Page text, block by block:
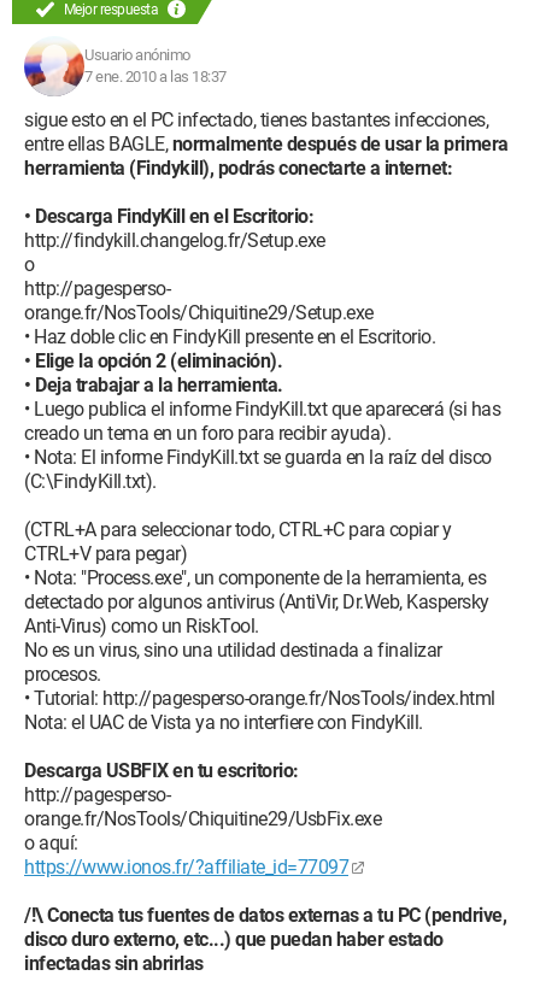
Mejor respuesta
Usuario anónimo
7 ene. 2010 a las 18:37
sigue esto en el PC infectado, tienes bastantes infecciones,
entre ellas BAGLE,normalmente después de usar la primera
herramienta (Findykill), podrás conectarte a internet:
• Descarga FindyKill en el Escritorio:
http://findykill.changelog.fr/Setup.exe
o
http://pagesperso-
orange.fr/NosTools/Chiquitine29/Setup.exe
• Haz doble clic en FindyKill presente en el Escritorio.
• Elige la opción 2 (eliminación).
• Deja trabajar a la herramienta.
• Luego publica el informe FindyKill.txt que aparecerá (si has
creado un tema en un foro para recibir ayuda).
• Nota: El informe FindyKill.txt se guarda en la raíz del disco
(C:\FindyKill.txt).
(CTRL+A para seleccionar todo, CTRL+C para copiar y
CTRL+V para pegar)
• Nota: "Process.exe", un componente de la herramienta, es
detectado por algunos antivirus (AntiVir, Dr.Web, Kaspersky
Anti-Virus) como un RiskTool.
No es un virus, sino una utilidad destinada a finalizar
procesos.
• Tutorial: http://pagesperso-orange.fr/NosTools/index.html
Nota: el UAC de Vista ya no interfiere con FindyKill.
Descarga USBFIX en tu escritorio:
http://pagesperso-
orange.fr/NosTools/Chiquitine29/UsbFix.exe
o aquí:
https://www.ionos.fr/?affiliate_id=77097
/!\ Conecta tus fuentes de datos externas a tu PC (pendrive,
disco duro externo, etc...) que puedan haber estado
infectadas sin abrirlas